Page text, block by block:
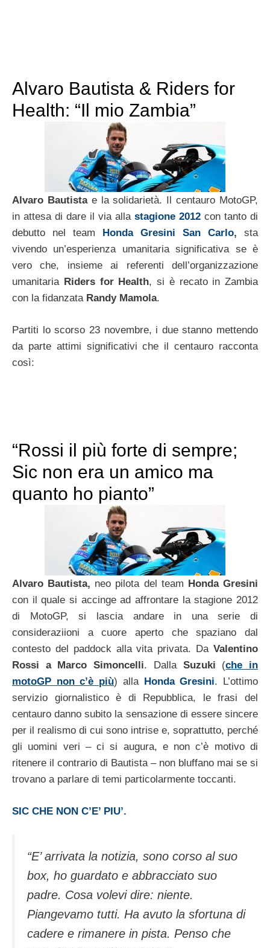
Alvaro Bautista & Riders for
Health: “Il mio Zambia”
Alvaro Bautistae la solidarietà. Il centauro MotoGP,
in attesa di dare il via alla stagione 2012 con tanto di
debutto nel team
Honda Gresini San Carlo, sta
vivendo un’esperienza umanitaria significativa se è
vero che, insieme ai referenti dell’organizzazione
umanitaria Riders for Health, si è recato in Zambia
con la fidanzata Randy Mamola.
Partiti lo scorso 23 novembre, i due stanno mettendo
da parte attimi significativi che il centauro racconta
così:
“Rossi il più forte di sempre;
Sic non era un amico ma
quanto ho pianto”
Alvaro Bautista, neo pilota del team Honda Gresini
con il quale si accinge ad affrontare la stagione 2012
di MotoGP, si lascia andare in una serie di
consideraziioni a cuore aperto che spaziano dal
contesto del paddock alla vita privata. Da Valentino
Rossi a Marco Simoncelli. Dalla Suzuki (che in
motoGP non c’è più) alla Honda Gresini. L’ottimo
servizio giornalistico è di Repubblica, le frasi del
centauro danno subito la sensazione di essere sincere
per il realismo di cui sono intrise e, soprattutto, perché
gli uomini veri – ci si augura, e non c’è motivo di
ritenere il contrario di Bautista – non bluffano mai se si
trovano a parlare di temi particolarmente toccanti.
SIC CHE NON C’E’ PIU’.
“E’ arrivata la notizia, sono corso al suo
box, ho guardato e abbracciato suo
padre. Cosa volevi dire: niente.
Piangevamo tutti. Ha avuto la sfortuna di
cadere e rimanere in pista. Penso che